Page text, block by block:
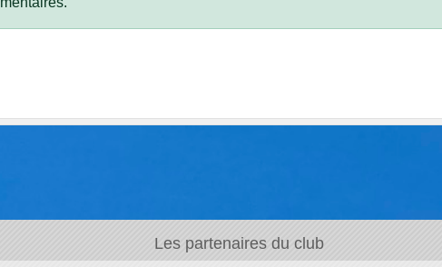
Les partenaires du club